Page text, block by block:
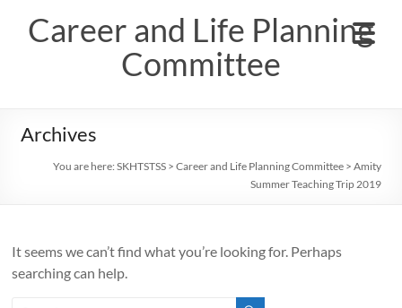
contentCareer and Life Planning
Committee
Archives
You are here:SKHTSTSS >Career and Life Planning Committee >Amity
Summer Teaching Trip 2019
It seems we can’t find what you’re looking for. Perhaps
searching can help.